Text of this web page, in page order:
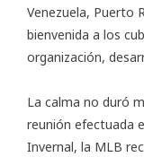
Venezuela, Puerto
bienvenida a los
organización,
La calma no duró
reunión efectuada
Invernal, la MLB